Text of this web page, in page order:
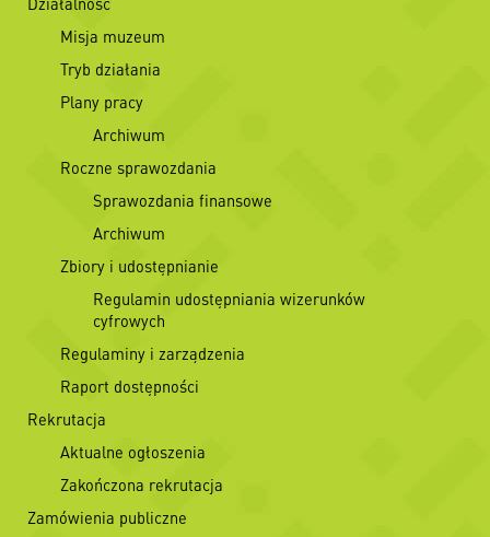
Misja muzeum
Tryb działania
Plany pracy
Archiwum
Roczne sprawozdania
Sprawozdania finansowe
Archiwum
Zbiory i udostępnianie
Regulamin udostępniania wizerunków
cyfrowych
Regulaminy i zarządzenia
Raport dostępności
Rekrutacja
Aktualne ogłoszenia
Zakończona rekrutacja
Zamówienia publiczne